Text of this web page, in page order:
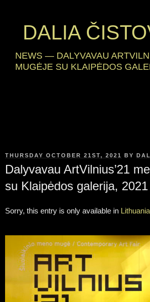
DALIA
NEWS — DALYVAVAU
MUGĖJE SU KLAIPĖDOS
POSTED
ON
THURSDAY OCTOBER 21ST, 2021 BY
Dalyvavau ArtVilnius’21
su Klaipėdos galerija,
Sorry, this entry is only available in